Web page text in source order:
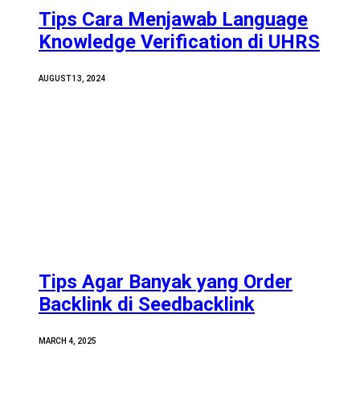
Tips Cara Menjawab Language
Knowledge Verification di UHRS
AUGUST 13, 2024
Tips Agar Banyak yang Order
Backlink di Seedbacklink
MARCH 4, 2025